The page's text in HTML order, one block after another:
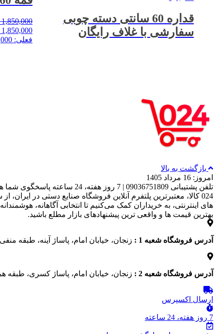
قداره 60 سانتی دسته چوبی
سفارشی با غلاف رایگان
1,850,000
1,850,000 تومان بود.
فعلی: 1,530,000 تومان.
بازگشت به بالا
امروز: 16 مرداد 1405
تلفن پشتیبانی 09036751809 | 7 روز هفته، 24 ساعته پاسخگوی شما هستیم
بهترین قیمت‌ ها و واقعی‌ ترین پیشنهادهای بازار مطلع باشید.
آدرس فروشگاه شعبه 1 : زنجان، خیابان امام، پاساژ آینه، طبقه منفی 1، پلاک 13
آدرس فروشگاه شعبه 2 : زنجان، خیابان امام، پاساژ کسری، طبقه
ارسال اکسپرس
7 روز هفته، 24 ساعته